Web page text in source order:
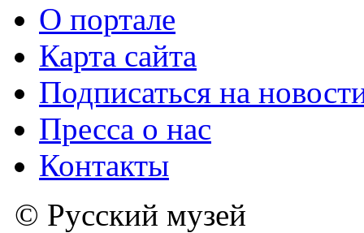
О портале
Карта сайта
Подписаться на
Пресса о нас
Контакты
© Русский музей